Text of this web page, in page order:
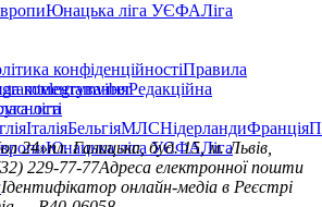
Юнацька ліга УЄФАЛіга
конфіденційностіПравила
коментуванняРедакційна
telegramviber
ліга
ІталіяБельгіяМЛСНідерландиФранція
Юнацька ліга УЄФАЛіга
24»пл. Галицька, буд. 15, м. Львів,
229-77-77Адреса електронної пошти
Ідентифікатор онлайн-медіа в Реєстрі